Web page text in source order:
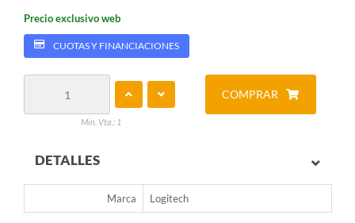
Precio exclusivo web
CUOTAS Y FINANCIACIONES
Min. Vta.: 1
COMPRAR
DETALLES
Marca Logitech